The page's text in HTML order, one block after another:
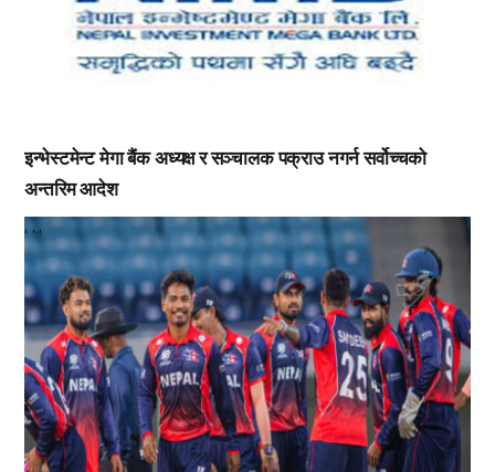
इन्भेस्टमेन्ट मेगा बैंक अध्यक्ष र सञ्चालक पक्राउ नगर्न सर्वोच्चको
अन्तरिम आदेश
, , ,